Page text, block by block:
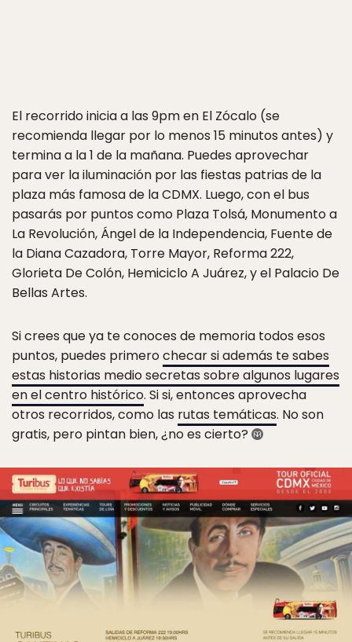
El recorrido inicia a las 9pm en El Zócalo (se
recomienda llegar por lo menos 15 minutos antes) y
termina a la 1 de la mañana. Puedes aprovechar
para ver la iluminación por las fiestas patrias de la
plaza más famosa de la CDMX. Luego, con el bus
pasarás por puntos como Plaza Tolsá, Monumento a
La Revolución, Ángel de la Independencia, Fuente de
la Diana Cazadora, Torre Mayor, Reforma 222,
Glorieta De Colón, Hemiciclo A Juárez, y el Palacio De
Bellas Artes.
Si crees que ya te conoces de memoria todos esos
puntos, puedes primerochecar si además te sabes
estas historias medio secretas sobre algunos lugares
en el centro histórico. Si si, entonces aprovecha
otros recorridos, como las rutas temáticas. No son
gratis, pero pintan bien, ¿no es cierto?